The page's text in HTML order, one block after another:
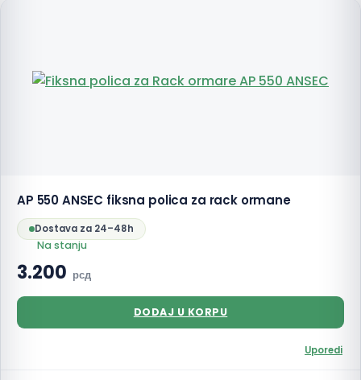
AP 550 ANSEC fiksna polica za rack ormane
Dostava za 24–48h
Na stanju
3.200 рсд
DODAJ U KORPU
Uporedi